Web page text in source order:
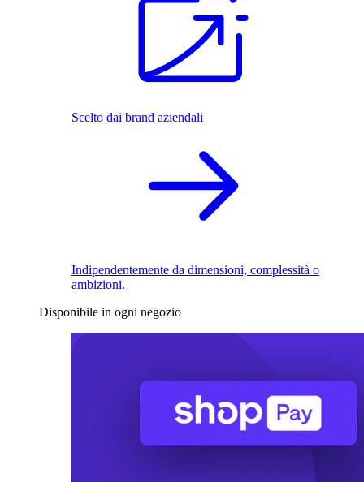
Scelto dai brand aziendali
Indipendentemente da dimensioni, complessità o
ambizioni.
Disponibile in ogni negozio